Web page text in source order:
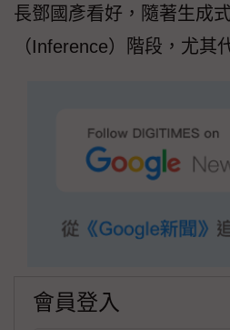
長鄧國彥看好，隨著生成
（Inference）階段，尤其
會員登入